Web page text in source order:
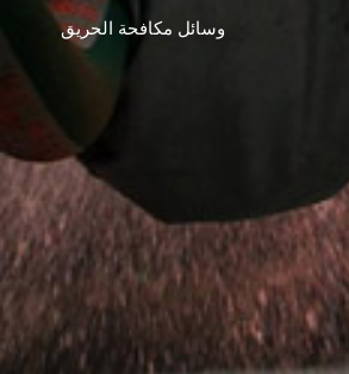
وسائل مكافحة الحريق